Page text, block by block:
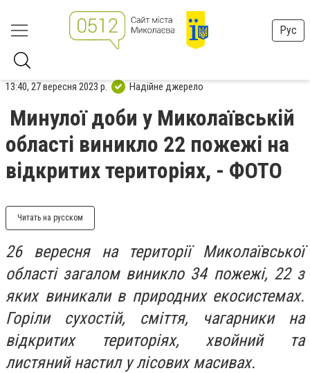
Рус
13:40, 27 вересня 2023 р. Надійне джерело
Минулої доби у Миколаївській
області виникло 22 пожежі на
відкритих територіях, - ФОТО
Читать на русском
26 вересня на території Миколаївської
області загалом виникло 34 пожежі, 22 з
яких виникали в природних екосистемах.
Горіли сухостій, сміття, чагарники на
відкритих територіях, хвойний та
листяний настил у лісових масивах.